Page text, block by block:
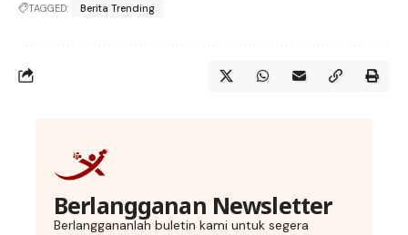
TAGGED: Berita Trending
Berlangganan Newsletter
Berlanggananlah buletin kami untuk segera